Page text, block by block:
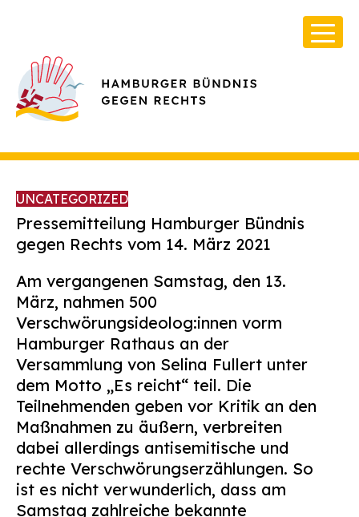
Infos & Broschüren
Archiv
Kontakt
Suchen
nach:
UNCATEGORIZED
Pressemitteilung Hamburger Bündnis
gegen Rechts vom 14. März 2021
Am vergangenen Samstag, den 13.
März, nahmen 500
Verschwörungsideolog:innen vorm
Hamburger Rathaus an der
Versammlung von Selina Fullert unter
dem Motto „Es reicht“ teil. Die
Teilnehmenden geben vor Kritik an den
Maßnahmen zu äußern, verbreiten
dabei allerdings antisemitische und
rechte Verschwörungserzählungen. So
ist es nicht verwunderlich, dass am
Samstag zahlreiche bekannte